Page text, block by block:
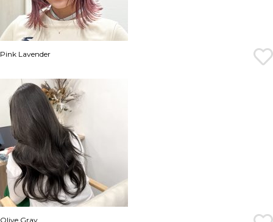
Pink Lavender
Olive Gray